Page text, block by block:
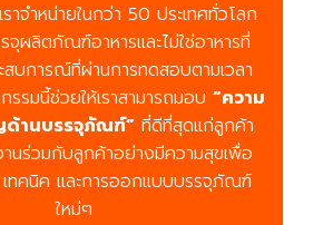
าจำหน่ายในกว่า 50 ประเทศทั่วโลก
รจุผลิตภัณฑ์อาหารและไม่ใช่อาหารที่
บการณ์ที่ผ่านการทดสอบตามเวลา
รรมนี้ช่วยให้เราสามารถมอบ “ความ
ด้านบรรจุภัณฑ์” ที่ดีที่สุดแก่ลูกค้า
านร่วมกับลูกค้าอย่างมีความสุขเพื่อ
คนิค และการออกแบบบรรจุภัณฑ์
ใหม่ๆ